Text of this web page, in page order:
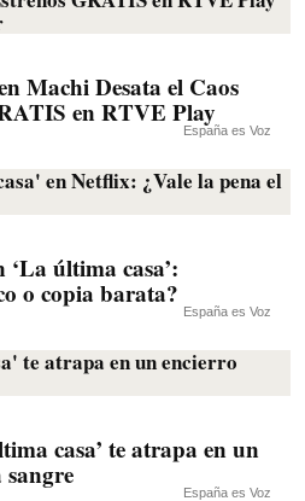
Machi Desata el Caos
en RTVE Play
España es Voz
última casa’:
o copia barata?
España es Voz
casa’ te atrapa en un
España es Voz